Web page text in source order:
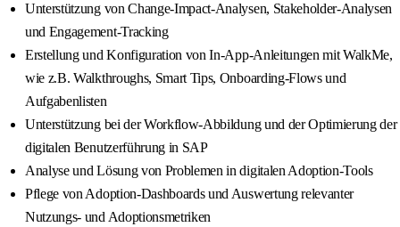
Unterstützung von Change-Impact-Analysen, Stakeholder-Analysen
und Engagement-Tracking
Erstellung und Konfiguration von In-App-Anleitungen mit WalkMe,
wie z.B. Walkthroughs, Smart Tips, Onboarding-Flows und
Aufgabenlisten
Unterstützung bei der Workflow-Abbildung und der Optimierung der
digitalen Benutzerführung in SAP
Analyse und Lösung von Problemen in digitalen Adoption-Tools
Pflege von Adoption-Dashboards und Auswertung relevanter
Nutzungs- und Adoptionsmetriken